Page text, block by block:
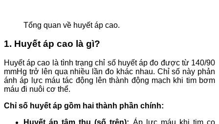
Tổng quan về huyết áp cao.
1. Huyết áp cao là gì?
Huyết áp cao là tình trạng chỉ số huyết áp đo được từ 140/90
mmHg trở lên qua nhiều lần đo khác nhau. Chỉ số này phản
ánh áp lực máu tác động lên thành động mạch khi tim bơm
máu đi nuôi cơ thể.
Chỉ số huyết áp gồm hai thành phần chính:
Huyết áp tâm thu (số trên): Áp lực máu khi tim co